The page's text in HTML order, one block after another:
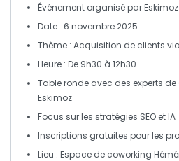
Événement organisé par
Date : 6 novembre 2025
Thème : Acquisition de clients
Heure : De 9h30 à 12h30
Table ronde avec des experts de
Eskimoz
Focus sur les stratégies SEO etIA
Inscriptions gratuites pour les
Lieu : Espace de coworking